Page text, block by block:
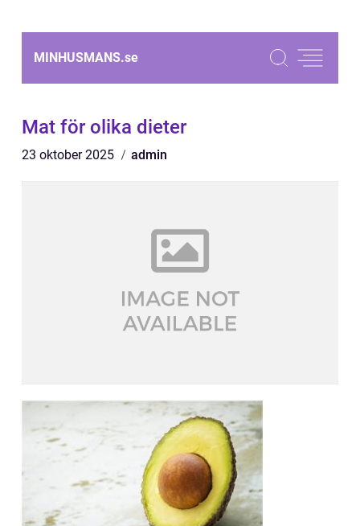
MINHUSMANS.se
Mat för olika dieter
23 oktober 2025 admin